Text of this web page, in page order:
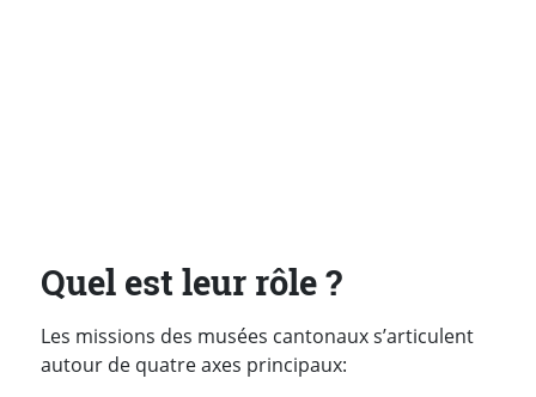
Quel est leur rôle ?
Les missions des musées cantonaux s’articulent
autour de quatre axes principaux: